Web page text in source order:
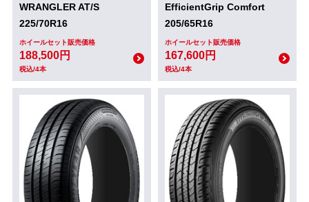
WRANGLER AT/S
225/70R16
ホイールセット販売価格
188,500円
税込/4本
EfficientGrip Comfort
205/65R16
ホイールセット販売価格
167,600円
税込/4本